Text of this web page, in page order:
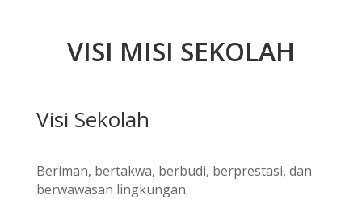
VISI MISI SEKOLAH
Visi Sekolah
Beriman, bertakwa, berbudi, berprestasi, dan
berwawasan lingkungan.